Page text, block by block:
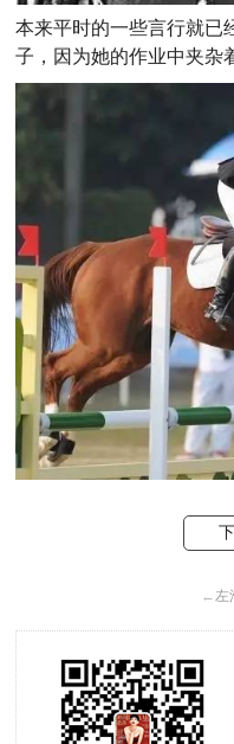
本来平时的一些言行就已
子，因为她的作业中夹杂
←左